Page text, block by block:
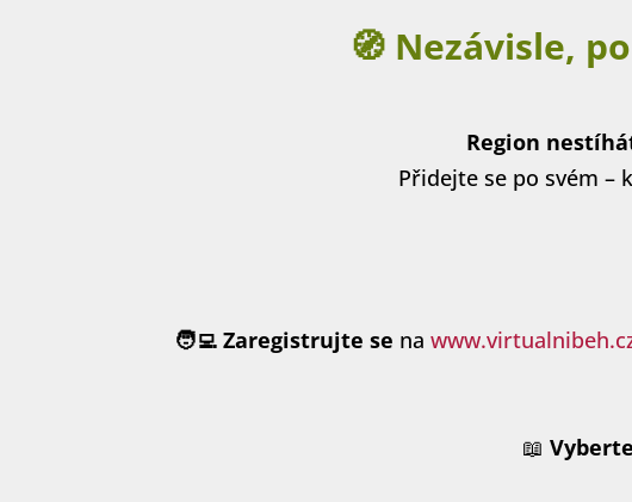
🧭 Nezávisle,
Region
Přidejte se po svém –
🧑‍💻 Zaregistrujte se na
📖